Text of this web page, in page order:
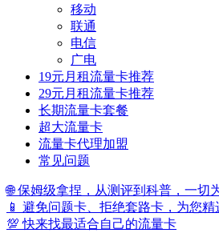
移动
联通
电信
广电
19元月租流量卡推荐
29元月租流量卡推荐
长期流量卡套餐
超大流量卡
流量卡代理加盟
常见问题
🌐 保姆级拿捏，从测评到科普，一切
📱 避免问题卡、拒绝套路卡，为您精
💯 快来找最适合自己的流量卡